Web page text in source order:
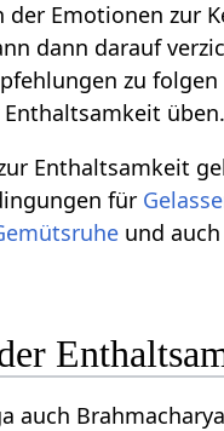
Emotionen zur
dann darauf
zu folgen
üben.
Enthaltsamkeit
für
und
auch